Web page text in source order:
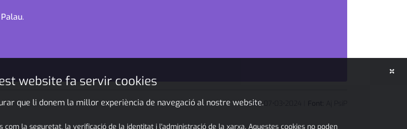
.
JMP
×
website fa servir cookies
que li donem la millor experiència de navegació al nostre website.
com la seguretat, la verificació de la identitat i l'administració de la xarxa. Aquestes cookies no poden